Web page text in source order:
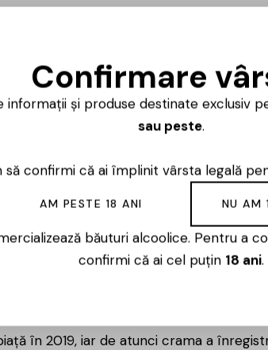
și ambițioasă, fondată în 2017 de
din județul Iași. Situată în satul
din România autorizată să
în 2019, iar de atunci crama a
Confirmare
informații și produse destinate exclusiv
sau peste.
să confirmi că ai împlinit vârsta legală
AM PESTE 18 ANI NU AM
băuturi alcoolice. Pentru a
confirmi că ai cel puțin 18 ani.